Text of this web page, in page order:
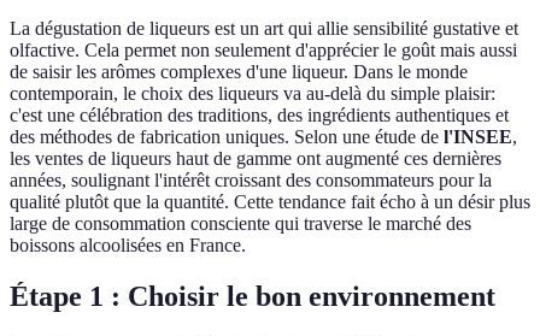
La dégustation de liqueurs est un art qui allie sensibilité gustative et
olfactive. Cela permet non seulement d'apprécier le goût mais aussi
de saisir les arômes complexes d'une liqueur. Dans le monde
contemporain, le choix des liqueurs va au-delà du simple plaisir:
c'est une célébration des traditions, des ingrédients authentiques et
des méthodes de fabrication uniques. Selon une étude de l'INSEE,
les ventes de liqueurs haut de gamme ont augmenté ces dernières
années, soulignant l'intérêt croissant des consommateurs pour la
qualité plutôt que la quantité. Cette tendance fait écho à un désir plus
large de consommation consciente qui traverse le marché des
boissons alcoolisées en France.
Étape 1 : Choisir le bon environnement